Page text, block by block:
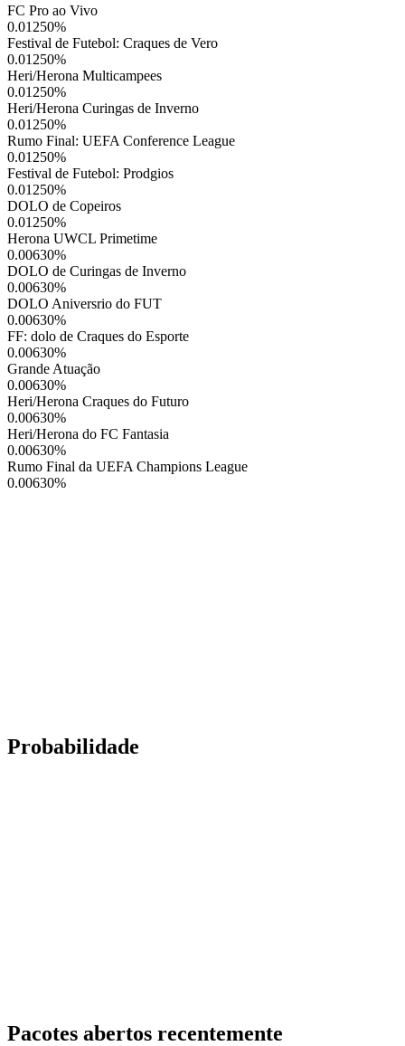
FC Pro ao Vivo
0.01250%
Festival de Futebol: Craques de Vero
0.01250%
Heri/Herona Multicampees
0.01250%
Heri/Herona Curingas de Inverno
0.01250%
Rumo Final: UEFA Conference League
0.01250%
Festival de Futebol: Prodgios
0.01250%
DOLO de Copeiros
0.01250%
Herona UWCL Primetime
0.00630%
DOLO de Curingas de Inverno
0.00630%
DOLO Aniversrio do FUT
0.00630%
FF: dolo de Craques do Esporte
0.00630%
Grande Atuação
0.00630%
Heri/Herona Craques do Futuro
0.00630%
Heri/Herona do FC Fantasia
0.00630%
Rumo Final da UEFA Champions League
0.00630%
Probabilidade
Pacotes abertos recentemente